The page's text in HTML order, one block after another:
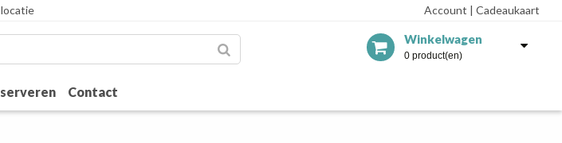
Account | Cadeaukaart
Winkelwagen
0 product(en)
Contact